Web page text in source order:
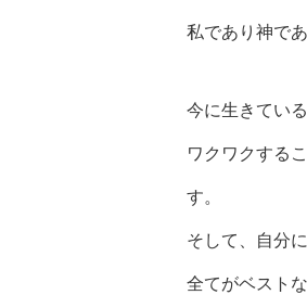
私であり神で
今に生きてい
ワクワクする
す。
そして、自分
全てがベスト